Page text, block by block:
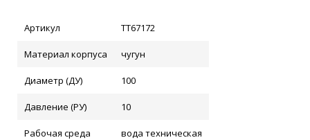
Артикул ТТ67172
Материал корпуса чугун
Диаметр (ДУ) 100
Давление (РУ) 10
Рабочая среда вода техническая